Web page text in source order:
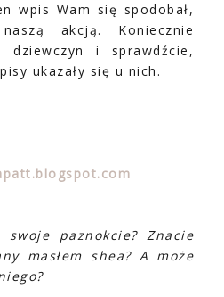
wpis Wam się spodobał,
akcją. Koniecznie
i sprawdźcie,
ukazały się u nich.
paznokcie? Znacie
masłem shea? A może